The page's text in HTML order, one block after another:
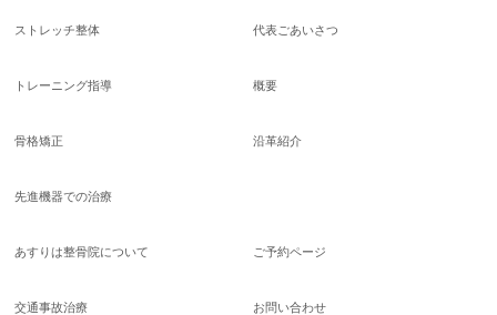
ストレッチ整体
トレーニング指導
骨格矯正
先進機器での治療
代表ごあいさつ
概要
沿革紹介
あすりは整骨院について
交通事故治療
ご予約ページ
お問い合わせ